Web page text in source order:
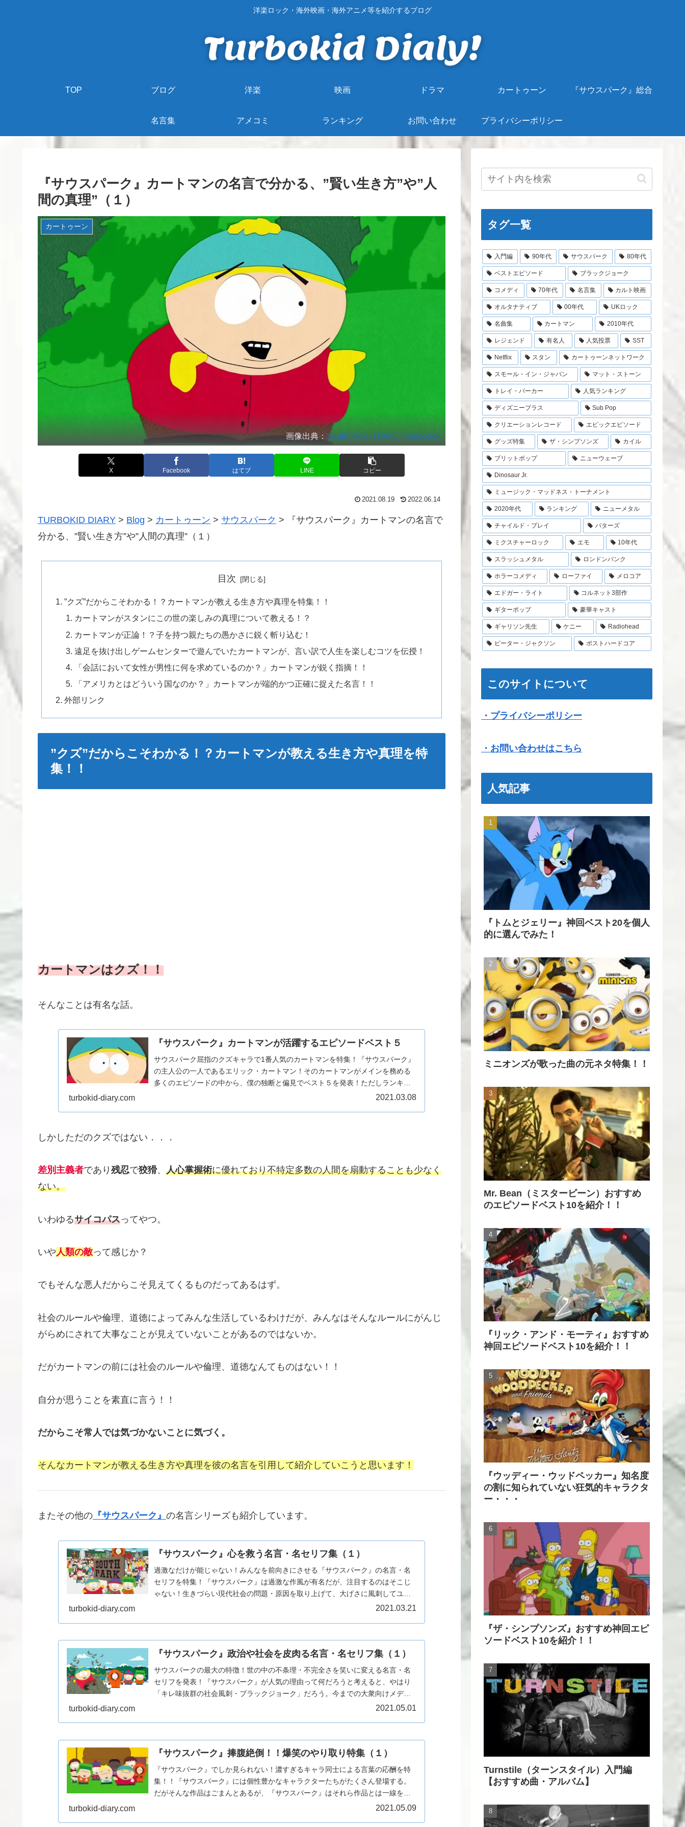
洋楽ロック・海外映画・海外アニメ等を紹介するブログ
TOP ブログ 洋楽 映画 ドラマ カートゥーン 『サウスパーク』総合
名言集 アメコミ ランキング お問い合わせ プライバシーポリシー
『サウスパーク』カートマンの名言で分かる、”賢い生き方”や”人
間の真理”（１）
カートゥーン
画像出典： South Park - HOME | Facebook
X Facebook はてブ LINE コピー
2021.08.19 2022.06.14
TURBOKID DIARY > Blog > カートゥーン > サウスパーク >
『サウスパーク』カートマンの名言で
分かる、”賢い生き方”や”人間の真理”（１）
目次
”クズ”だからこそわかる！？カートマンが教える生き方や真理を特集！！
カートマンがスタンにこの世の楽しみの真理について教える！？
カートマンが正論！？子を持つ親たちの愚かさに鋭く斬り込む！
遠足を抜け出しゲームセンターで遊んでいたカートマンが、言い訳で人生を楽しむコツを伝授！
「会話において女性が男性に何を求めているのか？」カートマンが鋭く指摘！！
「アメリカとはどういう国なのか？」カートマンが端的かつ正確に捉えた名言！！
外部リンク
”クズ”だからこそわかる！？カートマンが教える生き方や真理を特
集！！
カートマンはクズ！！
そんなことは有名な話。
『サウスパーク』カートマンが活躍するエピソードベスト５
サウスパーク屈指のクズキャラで1番人気のカートマンを特集！『サウスパーク』
の主人公の一人であるエリック・カートマン！そのカートマンがメインを務める
多くのエピソードの中から、僕の独断と偏見でベスト５を発表！ただしランキン
turbokid-diary.com 2021.03.08
しかしただのクズではない．．．
差別主義者であり 残忍で狡猾、 人心掌握術に優れており不特定多数の人間を扇動することも少なく
ない。
いわゆるサイコパスってやつ。
いや人類の敵って感じか？
でもそんな悪人だからこそ見えてくるものだってあるはず。
社会のルールや倫理、道徳によってみんな生活しているわけだが、みんなはそんなルールにがんじ
がらめにされて大事なことが見えていないことがあるのではないか。
だがカートマンの前には社会のルールや倫理、道徳なんてものはない！！
自分が思うことを素直に言う！！
だからこそ常人では気づかないことに気づく。
そんなカートマンが教える生き方や真理を彼の名言を引用して紹介していこうと思います！
またその他の 『サウスパーク』 の名言シリーズも紹介しています。
『サウスパーク』心を救う名言・名セリフ集（１）
過激なだけが能じゃない！みんなを前向きにさせる『サウスパーク』の名言・名
セリフを特集！『サウスパーク』は過激な作風が有名だが、注目するのはそこじ
ゃない！生きづらい現代社会の問題・原因を取り上げて、大げさに風刺してユー
turbokid-diary.com 2021.03.21
『サウスパーク』政治や社会を皮肉る名言・名セリフ集（１）
サウスパークの最大の特徴！世の中の不条理・不完全さを笑いに変える名言・名
セリフを発表！『サウスパーク』が人気の理由って何だろうと考えると、やはり
「キレ味抜群の社会風刺・ブラックジョーク」だろう。今までの大衆向けメディ
turbokid-diary.com 2021.05.01
『サウスパーク』捧腹絶倒！！爆笑のやり取り特集（１）
『サウスパーク』でしか見られない！濃すぎるキャラ同士による言葉の応酬を特
集！！『サウスパーク』には個性豊かなキャラクターたちがたくさん登場する。
だがそんな作品はごまんとあるが、『サウスパーク』はそれら作品とは一線を画
turbokid-diary.com 2021.05.09
タグ一覧
入門編 90年代 サウスパーク 80年代
ベストエピソード ブラックジョーク
コメディ 70年代 名言集 カルト映画
オルタナティブ 00年代 UKロック
名曲集 カートマン 2010年代
レジェンド 有名人 人気投票 SST
Netflix スタン カートゥーンネットワーク
スモール・イン・ジャパン マット・ストーン
トレイ・パーカー 人気ランキング
ディズニープラス Sub Pop
クリエーションレコード エピックエピソード
グッズ特集 ザ・シンプソンズ カイル
ブリットポップ ニューウェーブ
Dinosaur Jr.
ミュージック・マッドネス・トーナメント
2020年代 ランキング ニューメタル
チャイルド・プレイ バターズ
ミクスチャーロック エモ 10年代
スラッシュメタル ロンドンパンク
ホラーコメディ ローファイ メロコア
エドガー・ライト コルネット3部作
ギターポップ 豪華キャスト
ギャリソン先生 ケニー Radiohead
ピーター・ジャクソン ポストハードコア
このサイトについて
・プライバシーポリシー
・お問い合わせはこちら
人気記事
『トムとジェリー』神回ベスト20を個人
的に選んでみた！
ミニオンズが歌った曲の元ネタ特集！！
Mr. Bean（ミスタービーン）おすすめ
のエピソードベスト10を紹介！！
『リック・アンド・モーティ』おすすめ
神回エピソードベスト10を紹介！！
『ウッディー・ウッドペッカー』知名度
の割に知られていない狂気的キャラクタ
ー・・・
『ザ・シンプソンズ』おすすめ神回エピ
ソードベスト10を紹介！！
Turnstile（ターンスタイル）入門編
【おすすめ曲・アルバム】